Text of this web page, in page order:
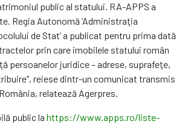
public al statului. RA-APPS a
Regia Autonomă ‘Administraţia
de Stat’ a publicat pentru prima dată
prin care imobilele statului român
persoanelor juridice – adrese, suprafeţe,
reiese dintr-un comunicat transmis
relatează Agerpres.
public la https://www.apps.ro/liste-